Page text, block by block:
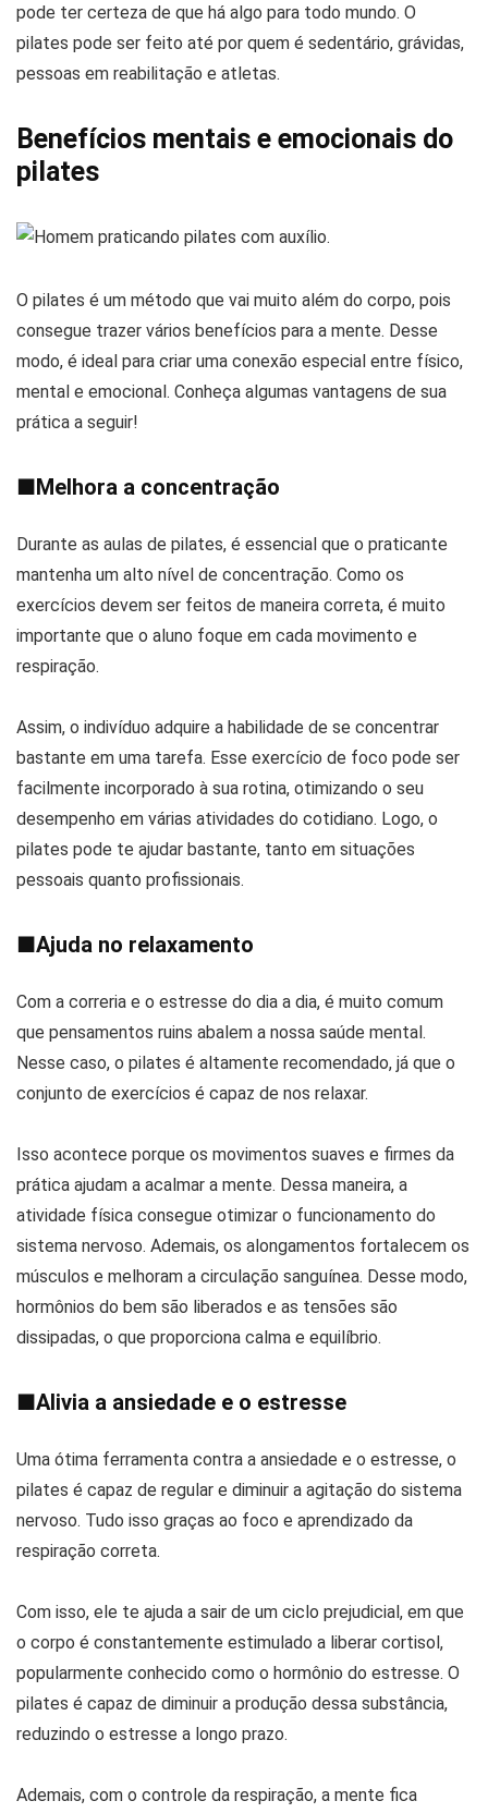
pode ter certeza de que há algo para todo mundo. O
pilates pode ser feito até por quem é sedentário, grávidas,
pessoas em reabilitação e atletas.
Benefícios mentais e emocionais do
pilates
O pilates é um método que vai muito além do corpo, pois
consegue trazer vários benefícios para a mente. Desse
modo, é ideal para criar uma conexão especial entre físico,
mental e emocional. Conheça algumas vantagens de sua
prática a seguir!
■Melhora a concentração
Durante as aulas de pilates, é essencial que o praticante
mantenha um alto nível de concentração. Como os
exercícios devem ser feitos de maneira correta, é muito
importante que o aluno foque em cada movimento e
respiração.
Assim, o indivíduo adquire a habilidade de se concentrar
bastante em uma tarefa. Esse exercício de foco pode ser
facilmente incorporado à sua rotina, otimizando o seu
desempenho em várias atividades do cotidiano. Logo, o
pilates pode te ajudar bastante, tanto em situações
pessoais quanto profissionais.
■Ajuda no relaxamento
Com a correria e o estresse do dia a dia, é muito comum
que pensamentos ruins abalem a nossa saúde mental.
Nesse caso, o pilates é altamente recomendado, já que o
conjunto de exercícios é capaz de nos relaxar.
Isso acontece porque os movimentos suaves e firmes da
prática ajudam a acalmar a mente. Dessa maneira, a
atividade física consegue otimizar o funcionamento do
sistema nervoso. Ademais, os alongamentos fortalecem os
músculos e melhoram a circulação sanguínea. Desse modo,
hormônios do bem são liberados e as tensões são
dissipadas, o que proporciona calma e equilíbrio.
■Alivia a ansiedade e o estresse
Uma ótima ferramenta contra a ansiedade e o estresse, o
pilates é capaz de regular e diminuir a agitação do sistema
nervoso. Tudo isso graças ao foco e aprendizado da
respiração correta.
Com isso, ele te ajuda a sair de um ciclo prejudicial, em que
o corpo é constantemente estimulado a liberar cortisol,
popularmente conhecido como o hormônio do estresse. O
pilates é capaz de diminuir a produção dessa substância,
reduzindo o estresse a longo prazo.
Ademais, com o controle da respiração, a mente fica